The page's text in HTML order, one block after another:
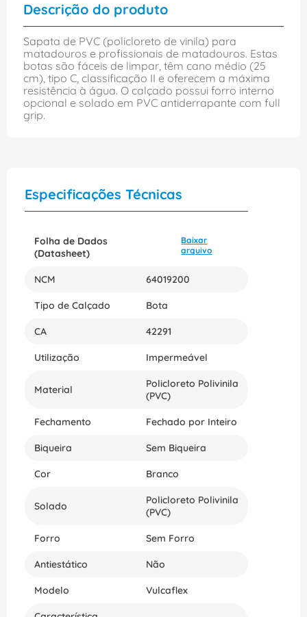
Descrição do produto
Sapata de PVC (policloreto de vinila) para
matadouros e profissionais de matadouros. Estas
botas são fáceis de limpar, têm cano médio (25
cm), tipo C, classificação II e oferecem a máxima
resistência à água. O calçado possui forro interno
opcional e solado em PVC antiderrapante com full
grip.
Especificações Técnicas
Folha de Dados
(Datasheet)
Baixar
arquivo
NCM 64019200
Tipo de Calçado Bota
CA 42291
Utilização Impermeável
Material
Policloreto Polivinila
(PVC)
Fechamento Fechado por Inteiro
Biqueira Sem Biqueira
Cor Branco
Solado
Policloreto Polivinila
(PVC)
Forro Sem Forro
Antiestático Não
Modelo Vulcaflex